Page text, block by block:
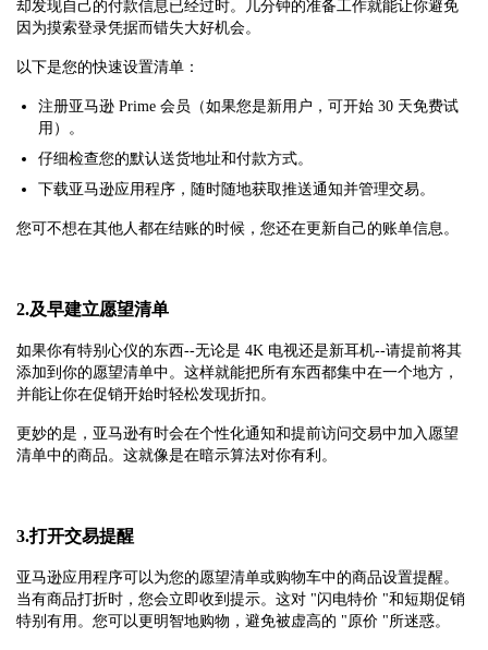
却发现自己的付款信息已经过时。几分钟的准备工作就能让你避免
因为摸索登录凭据而错失大好机会。
以下是您的快速设置清单：
注册亚马逊 Prime 会员（如果您是新用户，可开始 30 天免费试
用）。
仔细检查您的默认送货地址和付款方式。
下载亚马逊应用程序，随时随地获取推送通知并管理交易。
您可不想在其他人都在结账的时候，您还在更新自己的账单信息。
2.及早建立愿望清单
如果你有特别心仪的东西--无论是 4K 电视还是新耳机--请提前将其
添加到你的愿望清单中。这样就能把所有东西都集中在一个地方，
并能让你在促销开始时轻松发现折扣。
更妙的是，亚马逊有时会在个性化通知和提前访问交易中加入愿望
清单中的商品。这就像是在暗示算法对你有利。
3.打开交易提醒
亚马逊应用程序可以为您的愿望清单或购物车中的商品设置提醒。
当有商品打折时，您会立即收到提示。这对 "闪电特价 "和短期促销
特别有用。您可以更明智地购物，避免被虚高的 "原价 "所迷惑。